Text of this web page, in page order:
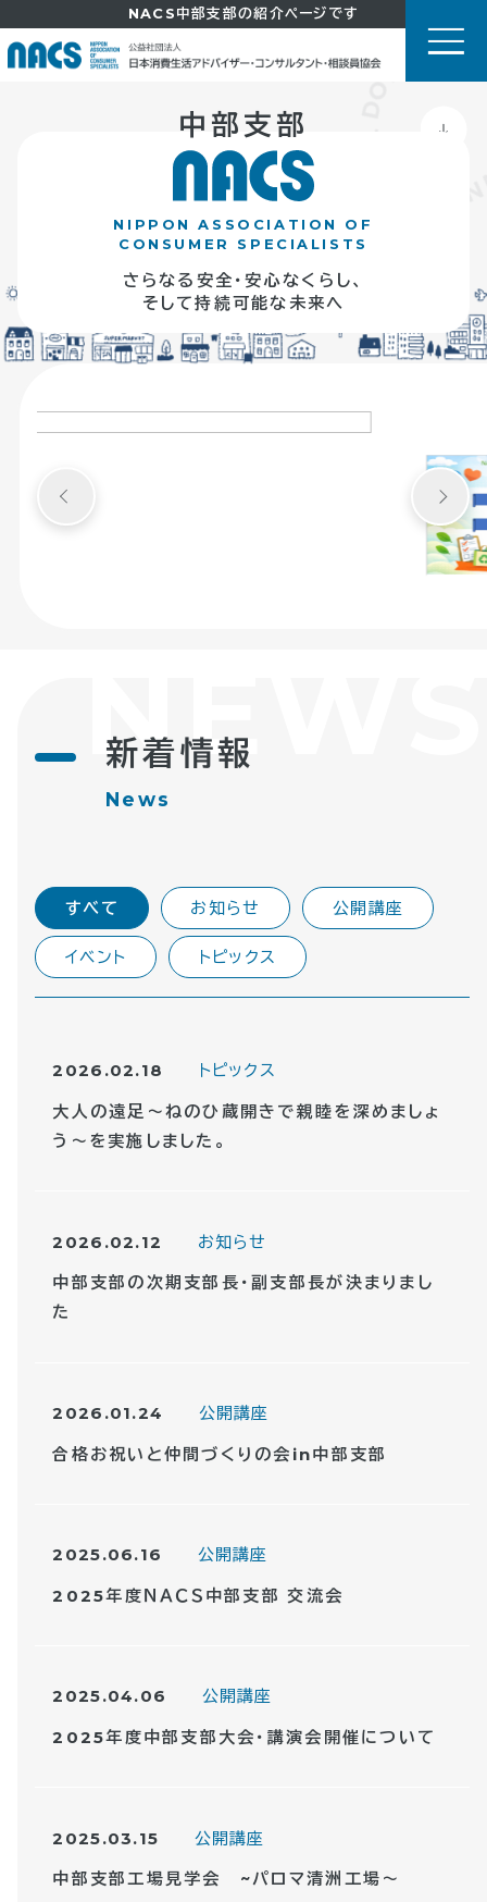
NACS中部支部の紹介ページです
中部支部
NIPPON ASSOCIATION OF
CONSUMER SPECIALISTS
さらなる安全・安心なくらし、
そして持続可能な未来へ
NEWS
新着情報
News
すべて お知らせ 公開講座
イベント トピックス
2026.02.18
トピックス
大人の遠足～ねのひ蔵開きで親睦を深めましょ
う～を実施しました。
2026.02.12
お知らせ
中部支部の次期支部長・副支部長が決まりまし
た
2026.01.24
公開講座
合格お祝いと仲間づくりの会in中部支部
2025.06.16
公開講座
2025年度ＮＡＣＳ中部支部 交流会
2025.04.06
公開講座
2025年度中部支部大会・講演会開催について
2025.03.15
公開講座
中部支部工場見学会 ~パロマ清洲工場～